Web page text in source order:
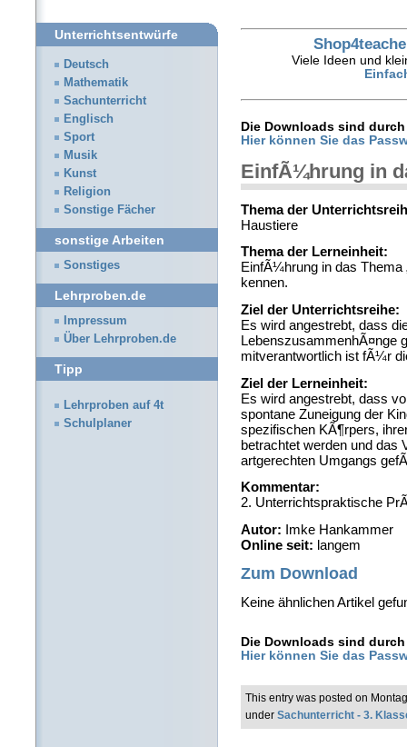
Viele Ideen und
Die Downloads sind
Hier können Sie das
EinfÃ¼hrung in
Thema der
Haustiere
Thema der Lerneinheit:
EinfÃ¼hrung in das Thema
kennen.
Ziel der Unterrichtsreihe:
Es wird angestrebt, dass
LebenszusammenhÃ¤nge
mitverantwortlich ist fÃ¼r
Ziel der Lerneinheit:
Es wird angestrebt, dass
spontane Zuneigung der
spezifischen KÃ¶rpers,
betrachtet werden und das
artgerechten Umgangs
Kommentar:
2. Unterrichtspraktische
Autor: Imke Hankammer
Online seit: langem
Zum Download
Keine ähnlichen Artikel
Die Downloads sind
Hier können Sie das
This entry was posted on
under Sachunterricht - 3.
Unterrichtsentwürfe
Deutsch
Mathematik
Sachunterricht
Englisch
Sport
Musik
Kunst
Religion
Sonstige Fächer
sonstige Arbeiten
Sonstiges
Lehrproben.de
Impressum
Über Lehrproben.de
Tipp
Lehrproben auf 4t
Schulplaner